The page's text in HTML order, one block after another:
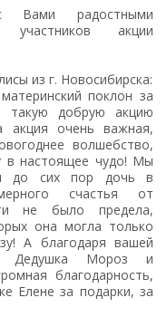
Вами радостными
акции
из г. Новосибирска:
поклон за
такую добрую акцию
акция очень важная,
волшебство,
в настоящее чудо! Мы
и до сих пор дочь в
счастья от
не было предела,
она могла только
А благодаря вашей
Дедушка Мороз и
благодарность,
Елене за подарки, за